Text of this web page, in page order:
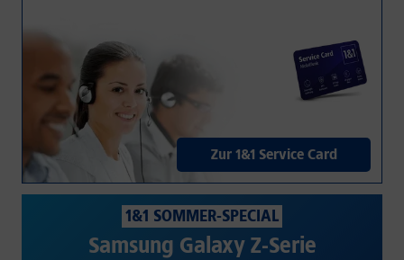
Zur 1&1 Service Card
1&1 SOMMER-SPECIAL
Samsung Galaxy Z-Serie